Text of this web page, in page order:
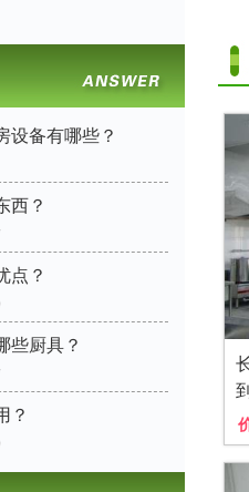
设备有哪些？
西？
点？
些厨具？
？